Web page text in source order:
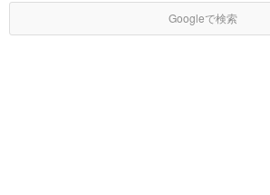
Googleで検索